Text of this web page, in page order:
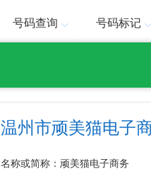
号码查询 号码标记
温州市顽美猫电子
名称或简称：顽美猫电子商务